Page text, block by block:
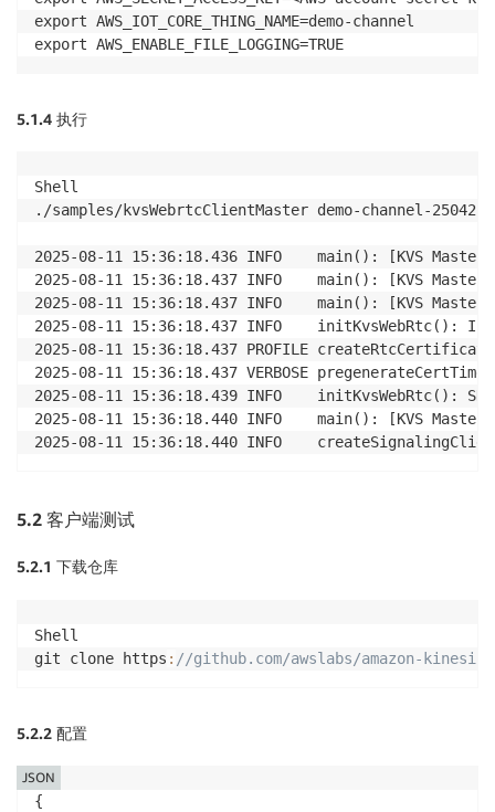
export AWS_IOT_CORE_THING_NAME=demo-channel
export AWS_ENABLE_FILE_LOGGING=TRUE
5.1.4 执行
Shell
./samples/kvsWebrtcClientMaster demo-channel-250422
2025-08-11 15:36:18.436 INFO    main(): [KVS
2025-08-11 15:36:18.437 INFO    main(): [KVS
2025-08-11 15:36:18.437 INFO    main(): [KVS
2025-08-11 15:36:18.437 INFO    initKvsWebRtc():
2025-08-11 15:36:18.437 PROFILE
2025-08-11 15:36:18.437 VERBOSE
2025-08-11 15:36:18.439 INFO    initKvsWebRtc():
2025-08-11 15:36:18.440 INFO    main(): [KVS
2025-08-11 15:36:18.440 INFO
5.2 客户端测试
5.2.1 下载仓库
Shell
git clone https : //github.com/awslabs/amazon-
5.2.2 配置
{
JSON